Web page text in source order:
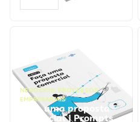
NEGÓCIOS, PROCESSOS
EMPRESARIAIS
Faça uma proposta
comercial | Prompts